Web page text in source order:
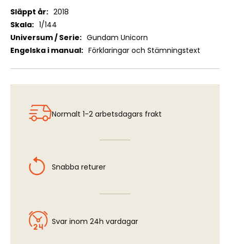
Mer
information
2018
1/144
Gundam Unicorn
Förklaringar och Stämningstext
Normalt 1-2 arbetsdagars frakt
Snabba returer
Svar inom 24h vardagar